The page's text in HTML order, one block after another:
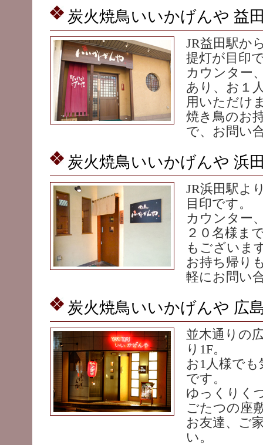
炭火焼鳥いいかげんや 益
JR益田駅か
提灯が目印
カウンター
あり、お１
用いただけ
焼き鳥のお
で、お問い
炭火焼鳥いいかげんや 浜
JR浜田駅よ
目印です。
カウンター
２０名様ま
もございま
お持ち帰り
軽にお問い
炭火焼鳥いいかげんや 広
並木通りの
り1F。
お1人様で
です。
ゆっくりく
ごたつの座
お友達、ご
い。